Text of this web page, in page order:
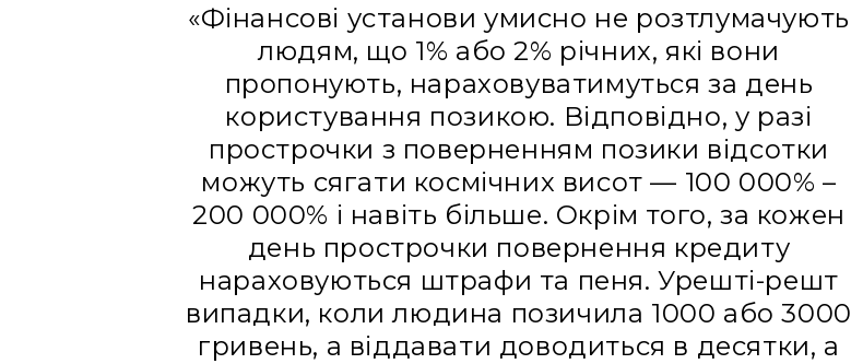
«Фінансові установи умисно не розтлумачують
людям, що 1% або 2% річних, які вони
пропонують, нараховуватимуться за день
користування позикою. Відповідно, у разі
прострочки з поверненням позики відсотки
можуть сягати космічних висот — 100 000% –
200 000% і навіть більше. Окрім того, за кожен
день прострочки повернення кредиту
нараховуються штрафи та пеня. Урешті-решт
випадки, коли людина позичила 1000 або 3000
гривень, а віддавати доводиться в десятки, а